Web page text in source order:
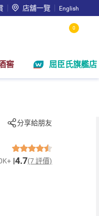
店舖一覽 English
0
窖 屈臣氏旗艦店
分享給朋友
4.7(7 評價)